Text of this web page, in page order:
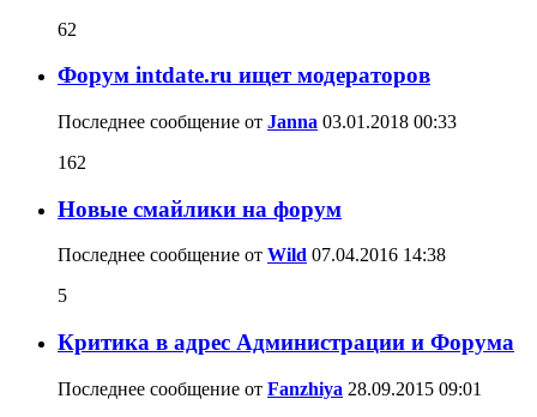
62
Форум intdate.ru ищет модераторов
Последнее сообщение от Janna 03.01.2018 00:33
162
Новые смайлики на форум
Последнее сообщение от Wild 07.04.2016 14:38
5
Критика в адрес Администрации и Форума
Последнее сообщение от Fanzhiya 28.09.2015 09:01